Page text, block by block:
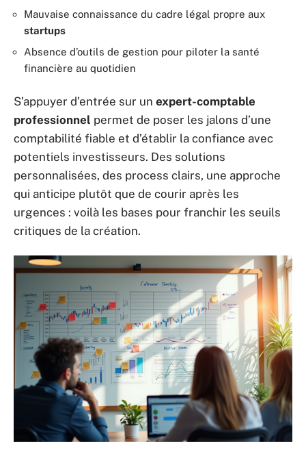
Mauvaise connaissance du cadre légal propre aux
startups
Absence d’outils de gestion pour piloter la santé
financière au quotidien
S’appuyer d’entrée sur un expert-comptable
professionnel permet de poser les jalons d’une
comptabilité fiable et d’établir la confiance avec
potentiels investisseurs. Des solutions
personnalisées, des process clairs, une approche
qui anticipe plutôt que de courir après les
urgences : voilà les bases pour franchir les seuils
critiques de la création.